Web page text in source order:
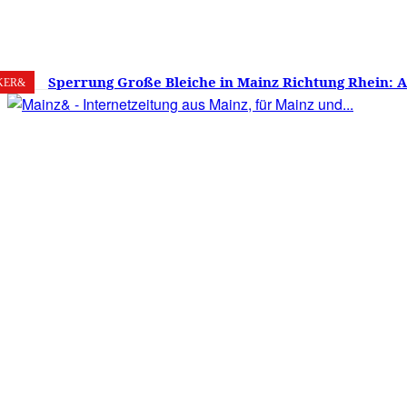
7. August 2026 16.7 Mainz
Sperrung Große Bleiche in Mainz Richtung Rhein:
verwirrt, Mainzer stinksauer – Haben die Mainzer